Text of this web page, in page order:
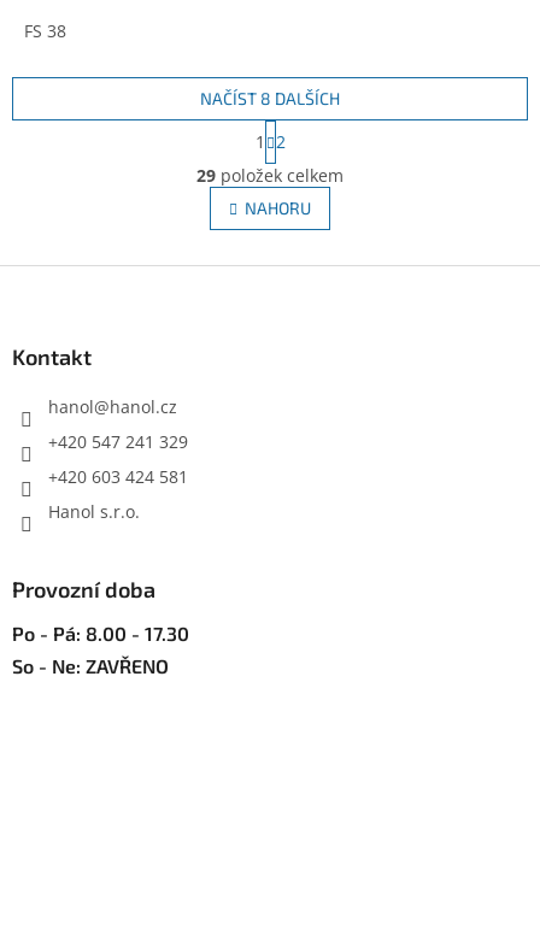
FS 38
O
v
l
á
NAČÍST 8 DALŠÍCH
S
t
r
á
n
k
v
1
2
29 položek celkem
NAHORU
Kontakt
hanol@hanol.cz
+420 547 241 329
+420 603 424 581
Hanol s.r.o.
Provozní doba
Po - Pá: 8.00 - 17.30
So - Ne: ZAVŘENO